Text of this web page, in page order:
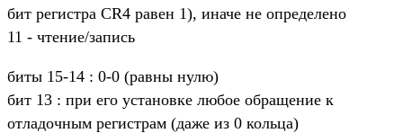
бит регистра CR4 равен 1), иначе не определено
11 - чтение/запись
биты 15-14 : 0-0 (равны нулю)
бит 13 : при его установке любое обращение к
отладочным регистрам (даже из 0 кольца)